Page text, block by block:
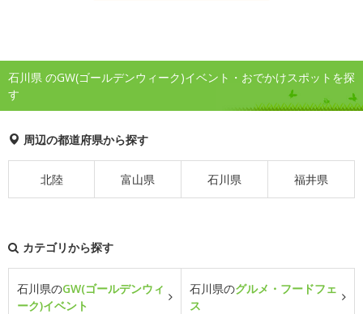
石川県 のGW(ゴールデンウィーク)イベント・おでかけスポットを探
す
周辺の都道府県から探す
北陸 富山県 石川県 福井県
カテゴリから探す
石川県のGW(ゴールデンウィ
ーク)イベント
石川県のグルメ・フードフェ
ス